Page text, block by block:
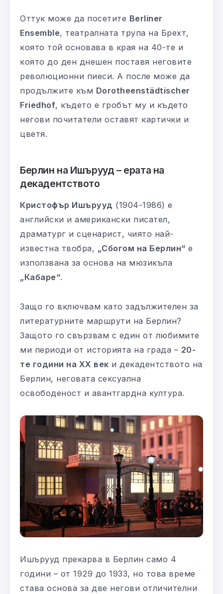
Оттук може да посетите Berliner
Ensemble, театралната трупа на Брехт,
която той основава в края на 40-те и
която до ден днешен поставя неговите
революционни пиеси. А после може да
продължите към Dorotheenstädtischer
Friedhof, където е гробът му и където
негови почитатели оставят картички и
цветя.
Берлин на Ишърууд – ерата на
декадентството
Кристофър Ишърууд (1904-1986) е
английски и американски писател,
драматург и сценарист, чиято най-
известна твобра, „Сбогом на Берлин“ е
използвана за основа на мюзикъла
„Кабаре“.
Защо го включвам като задължителен за
литературните маршрути на Берлин?
Защото го свързвам с един от любимите
ми периоди от историята на града – 20-
те години на ХХ век и декадентството на
Берлин, неговата сексуална
освободеност и авантгардна култура.
Ишърууд прекарва в Берлин само 4
години – от 1929 до 1933, но това време
става основа за две негови отличителни